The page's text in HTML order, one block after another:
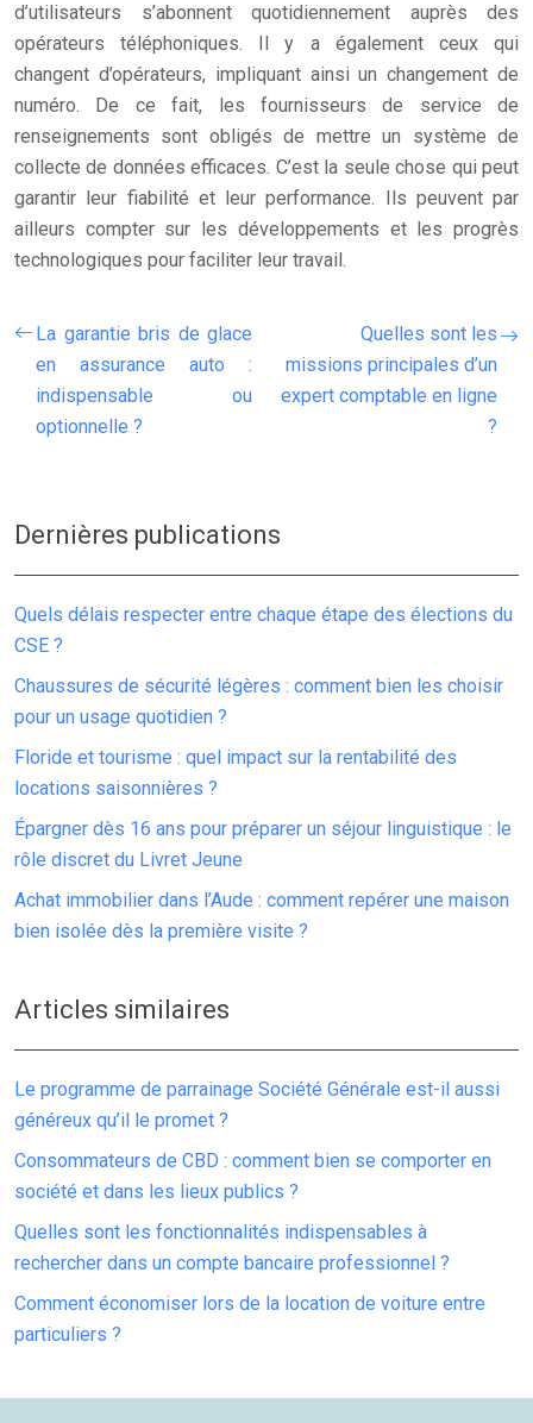
d’utilisateurs s’abonnent quotidiennement auprès des
opérateurs téléphoniques. Il y a également ceux qui
changent d’opérateurs, impliquant ainsi un changement de
numéro. De ce fait, les fournisseurs de service de
renseignements sont obligés de mettre un système de
collecte de données efficaces. C’est la seule chose qui peut
garantir leur fiabilité et leur performance. Ils peuvent par
ailleurs compter sur les développements et les progrès
technologiques pour faciliter leur travail.
La garantie bris de glace
en assurance auto :
indispensable ou
optionnelle ?
Quelles sont les
missions principales d’un
expert comptable en ligne
?
Dernières publications
Quels délais respecter entre chaque étape des élections du
CSE ?
Chaussures de sécurité légères : comment bien les choisir
pour un usage quotidien ?
Floride et tourisme : quel impact sur la rentabilité des
locations saisonnières ?
Épargner dès 16 ans pour préparer un séjour linguistique : le
rôle discret du Livret Jeune
Achat immobilier dans l’Aude : comment repérer une maison
bien isolée dès la première visite ?
Articles similaires
Le programme de parrainage Société Générale est-il aussi
généreux qu’il le promet ?
Consommateurs de CBD : comment bien se comporter en
société et dans les lieux publics ?
Quelles sont les fonctionnalités indispensables à
rechercher dans un compte bancaire professionnel ?
Comment économiser lors de la location de voiture entre
particuliers ?